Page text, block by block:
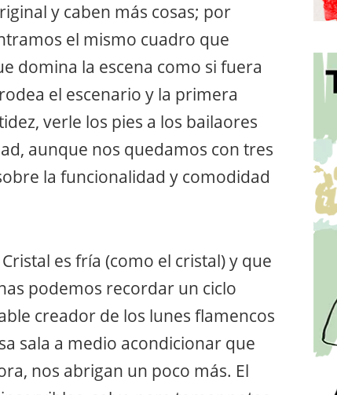
y caben más cosas; por
el mismo cuadro que
domina la escena como si fuera
el escenario y la primera
verle los pies a los bailaores
aunque nos quedamos con tres
la funcionalidad y comodidad
es fría (como el cristal) y que
podemos recordar un ciclo
creador de los lunes flamencos
sala a medio acondicionar que
nos abrigan un poco más. El